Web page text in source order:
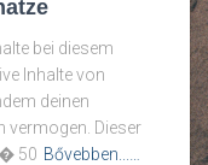
bei diesem
Inhalte von
deinen
vermogen. Dieser
� 50 Bővebben...…